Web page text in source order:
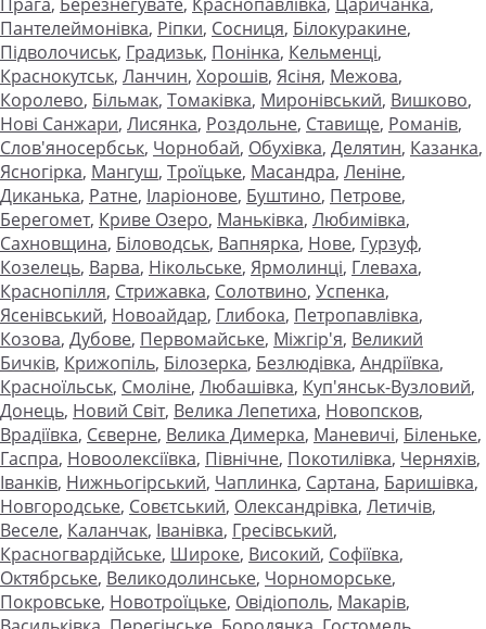
Пантелеймонівка, Ріпки, Сосниця, Білокуракине,
Підволочиськ, Градизьк, Понінка, Кельменці,
Краснокутськ, Ланчин, Хорошів, Ясіня, Межова,
Королево, Більмак, Томаківка, Миронівський, Вишково,
Нові Санжари, Лисянка, Роздольне, Ставище, Романів,
Слов'яносербськ, Чорнобай, Обухівка, Делятин, Казанка,
Ясногірка, Мангуш, Троїцьке, Масандра, Леніне,
Диканька, Ратне, Іларіонове, Буштино, Петрове,
Берегомет, Криве Озеро, Маньківка, Любимівка,
Сахновщина, Біловодськ, Вапнярка, Нове, Гурзуф,
Козелець, Варва, Нікольське, Ярмолинці, Глеваха,
Краснопілля, Стрижавка, Солотвино, Успенка,
Ясенівський, Новоайдар, Глибока, Петропавлівка,
Козова, Дубове, Первомайське, Міжгір'я, Великий
Бичків, Крижопіль, Білозерка, Безлюдівка, Андріївка,
Красноїльськ, Смоліне, Любашівка, Куп'янськ-Вузловий,
Донець, Новий Світ, Велика Лепетиха, Новопсков,
Врадіївка, Сєверне, Велика Димерка, Маневичі, Біленьке,
Гаспра, Новоолексіївка, Північне, Покотилівка, Черняхів,
Іванків, Нижньогірський, Чаплинка, Сартана, Баришівка,
Новгородське, Совєтський, Олександрівка, Летичів,
Веселе, Каланчак, Іванівка, Гресівський,
Красногвардійське, Широке, Високий, Софіївка,
Октябрське, Великодолинське, Чорноморське,
Покровське, Новотроїцьке, Овідіополь, Макарів,